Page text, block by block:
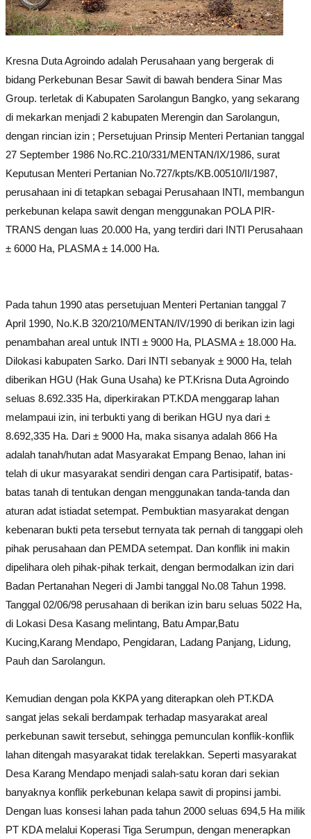
Kresna Duta Agroindo adalah Perusahaan yang bergerak di
bidang Perkebunan Besar Sawit di bawah bendera Sinar Mas
Group. terletak di Kabupaten Sarolangun Bangko, yang sekarang
di mekarkan menjadi 2 kabupaten Merengin dan Sarolangun,
dengan rincian izin ; Persetujuan Prinsip Menteri Pertanian tanggal
27 September 1986 No.RC.210/331/MENTAN/IX/1986, surat
Keputusan Menteri Pertanian No.727/kpts/KB.00510/II/1987,
perusahaan ini di tetapkan sebagai Perusahaan INTI, membangun
perkebunan kelapa sawit dengan menggunakan POLA PIR-
TRANS dengan luas 20.000 Ha, yang terdiri dari INTI Perusahaan
± 6000 Ha, PLASMA ± 14.000 Ha.
Pada tahun 1990 atas persetujuan Menteri Pertanian tanggal 7
April 1990, No.K.B 320/210/MENTAN/IV/1990 di berikan izin lagi
penambahan areal untuk INTI ± 9000 Ha, PLASMA ± 18.000 Ha.
Dilokasi kabupaten Sarko. Dari INTI sebanyak ± 9000 Ha, telah
diberikan HGU (Hak Guna Usaha) ke PT.Krisna Duta Agroindo
seluas 8.692.335 Ha, diperkirakan PT.KDA menggarap lahan
melampaui izin, ini terbukti yang di berikan HGU nya dari ±
8.692,335 Ha. Dari ± 9000 Ha, maka sisanya adalah 866 Ha
adalah tanah/hutan adat Masyarakat Empang Benao, lahan ini
telah di ukur masyarakat sendiri dengan cara Partisipatif, batas-
batas tanah di tentukan dengan menggunakan tanda-tanda dan
aturan adat istiadat setempat. Pembuktian masyarakat dengan
kebenaran bukti peta tersebut ternyata tak pernah di tanggapi oleh
pihak perusahaan dan PEMDA setempat. Dan konflik ini makin
dipelihara oleh pihak-pihak terkait, dengan bermodalkan izin dari
Badan Pertanahan Negeri di Jambi tanggal No.08 Tahun 1998.
Tanggal 02/06/98 perusahaan di berikan izin baru seluas 5022 Ha,
di Lokasi Desa Kasang melintang, Batu Ampar,Batu
Kucing,Karang Mendapo, Pengidaran, Ladang Panjang, Lidung,
Pauh dan Sarolangun.
Kemudian dengan pola KKPA yang diterapkan oleh PT.KDA
sangat jelas sekali berdampak terhadap masyarakat areal
perkebunan sawit tersebut, sehingga pemunculan konflik-konflik
lahan ditengah masyarakat tidak terelakkan. Seperti masyarakat
Desa Karang Mendapo menjadi salah-satu koran dari sekian
banyaknya konflik perkebunan kelapa sawit di propinsi jambi.
Dengan luas konsesi lahan pada tahun 2000 seluas 694,5 Ha milik
PT KDA melalui Koperasi Tiga Serumpun, dengan menerapkan